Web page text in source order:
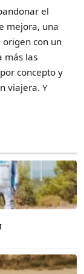
el
mejora, una
con un
más las
concepto y
viajera. Y